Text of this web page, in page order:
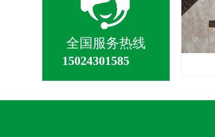
全国服务热线
15024301585